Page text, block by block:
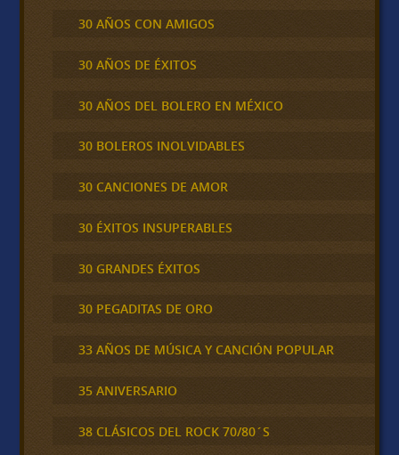
30 AÑOS CON AMIGOS
30 AÑOS DE ÉXITOS
30 AÑOS DEL BOLERO EN MÉXICO
30 BOLEROS INOLVIDABLES
30 CANCIONES DE AMOR
30 ÉXITOS INSUPERABLES
30 GRANDES ÉXITOS
30 PEGADITAS DE ORO
33 AÑOS DE MÚSICA Y CANCIÓN POPULAR
35 ANIVERSARIO
38 CLÁSICOS DEL ROCK 70/80´S